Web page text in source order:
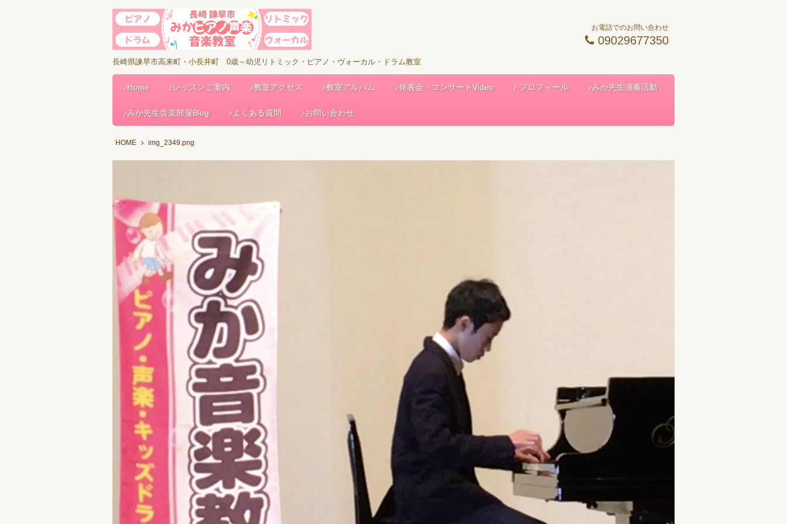
長崎県諫早市高来町・小長井町 0歳～幼児リトミック・ピアノ・ヴォーカル・ドラム教室
お電話でのお問い合わせ
09029677350
♪Home ♪レッスンご案内 ♪教室アクセス ♪教室アルバム ♪発表会・コンサートVideo ♪ プロフィール ♪みか先生演奏活動
♪みか先生音楽部屋Blog ♪よくある質問 ♪お問い合わせ
HOME img_2349.png